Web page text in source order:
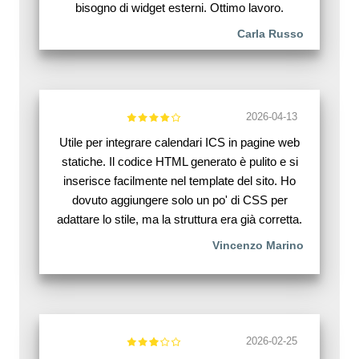
bisogno di widget esterni. Ottimo lavoro.
Carla Russo
2026-04-13
Utile per integrare calendari ICS in pagine web
statiche. Il codice HTML generato è pulito e si
inserisce facilmente nel template del sito. Ho
dovuto aggiungere solo un po' di CSS per
adattare lo stile, ma la struttura era già corretta.
Vincenzo Marino
2026-02-25